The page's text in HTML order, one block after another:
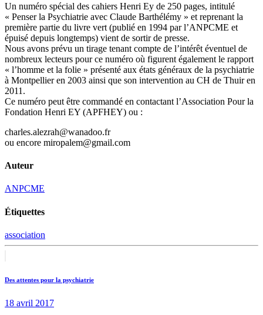
Un numéro spécial des cahiers Henri Ey de 250 pages, intitulé
« Penser la Psychiatrie avec Claude Barthélémy » et reprenant la
première partie du livre vert (publié en 1994 par l’ANPCME et
épuisé depuis longtemps) vient de sortir de presse.
Nous avons prévu un tirage tenant compte de l’intérêt éventuel de
nombreux lecteurs pour ce numéro où figurent également le rapport
« l’homme et la folie » présenté aux états généraux de la psychiatrie
à Montpellier en 2003 ainsi que son intervention au CH de Thuir en
2011.
Ce numéro peut être commandé en contactant l’Association Pour la
Fondation Henri EY (APFHEY) ou :
charles.alezrah@wanadoo.fr
ou encore miropalem@gmail.com
Auteur
ANPCME
Étiquettes
association
de
Des attentes pour la psychiatrie
18 avril 2017